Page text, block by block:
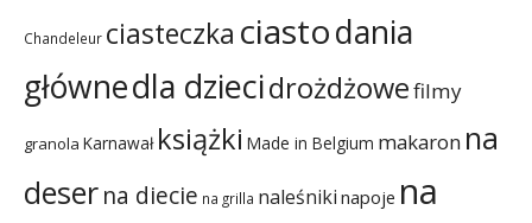
Chandeleur ciasteczka ciastodania
głównedla dziecidrożdżowefilmy
granola Karnawał książki Made in Belgium makaron na
deserna diecie na grilla naleśniki napoje na